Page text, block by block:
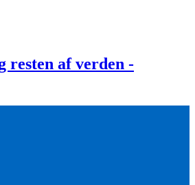
resten af verden -